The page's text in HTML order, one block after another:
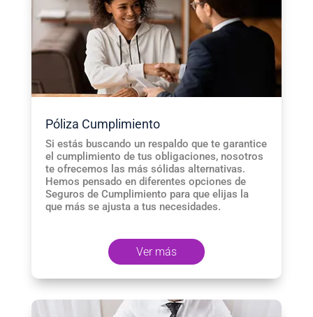
Póliza Cumplimiento
Si estás buscando un respaldo que te garantice
el cumplimiento de tus obligaciones, nosotros
te ofrecemos las más sólidas alternativas.
Hemos pensado en diferentes opciones de
Seguros de Cumplimiento para que elijas la
que más se ajusta a tus necesidades.
Ver más